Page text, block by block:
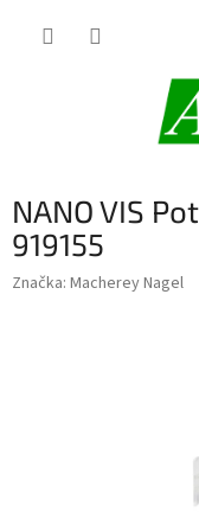
NANO VIS
919155
Značka: Macherey Nagel